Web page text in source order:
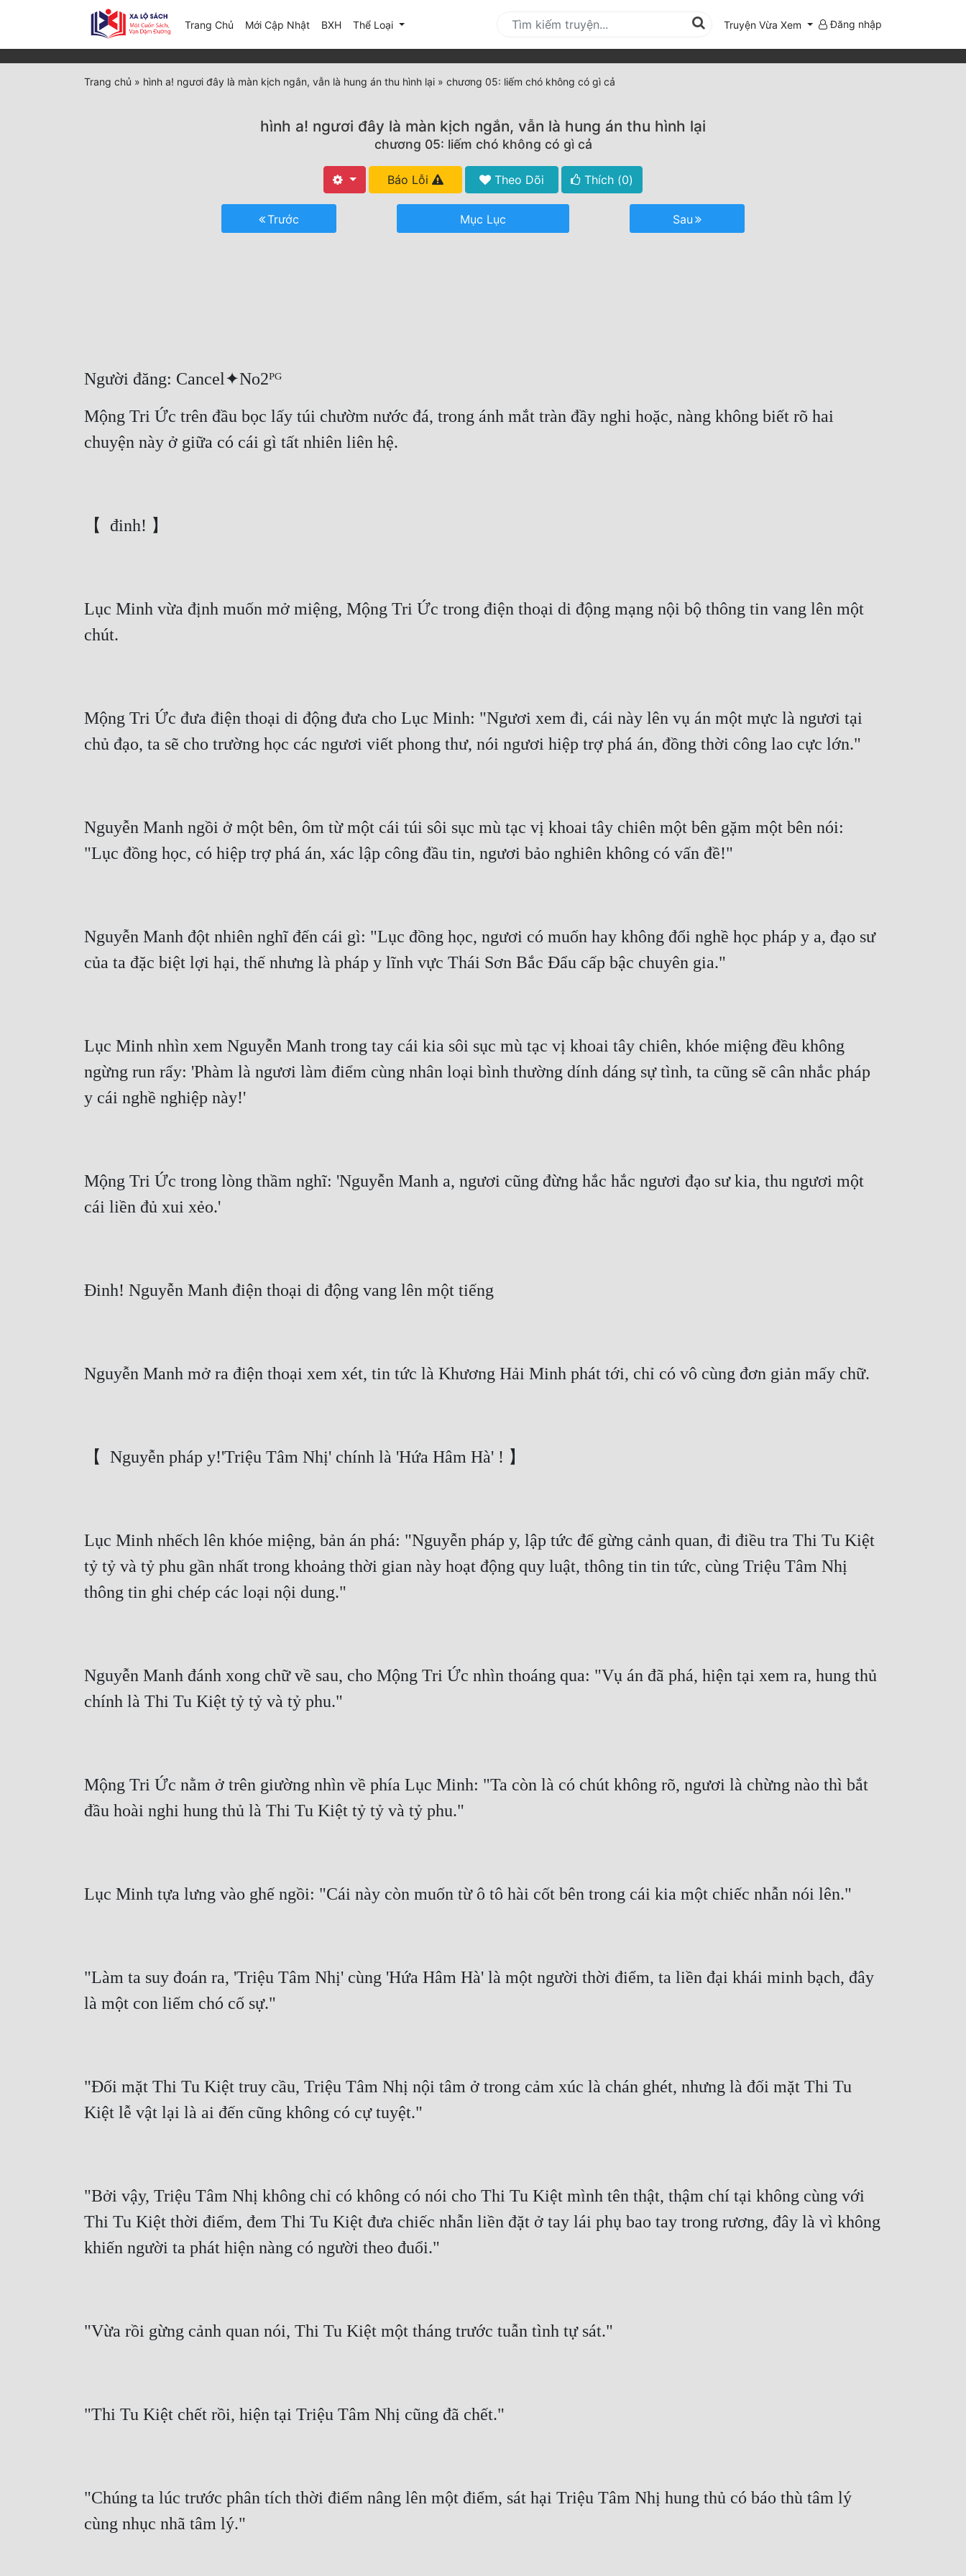
Trang Chủ Mới Cập Nhật(current)
BXH Thể Loại Truyện Vừa Xem Đăng nhập
Trang chủ » hình a! ngươi đây là màn kịch ngắn, vẫn là hung án thu hình lại » chương 05: liếm chó không có gì cả
hình a! ngươi đây là màn kịch ngắn, vẫn là hung án thu hình lại
chương 05: liếm chó không có gì cả
Báo Lỗi Theo Dõi Thích (0)
Trước Mục Lục Sau
Người đăng: Cancel✦No2ᴾᴳ
Mộng Tri Ức trên đầu bọc lấy túi chườm nước đá, trong ánh mắt tràn đầy nghi hoặc, nàng không biết rõ hai
chuyện này ở giữa có cái gì tất nhiên liên hệ.
【  đinh! 】
Lục Minh vừa định muốn mở miệng, Mộng Tri Ức trong điện thoại di động mạng nội bộ thông tin vang lên một
chút.
Mộng Tri Ức đưa điện thoại di động đưa cho Lục Minh: "Ngươi xem đi, cái này lên vụ án một mực là ngươi tại
chủ đạo, ta sẽ cho trường học các ngươi viết phong thư, nói ngươi hiệp trợ phá án, đồng thời công lao cực lớn."
Nguyễn Manh ngồi ở một bên, ôm từ một cái túi sôi sục mù tạc vị khoai tây chiên một bên gặm một bên nói:
"Lục đồng học, có hiệp trợ phá án, xác lập công đầu tin, ngươi bảo nghiên không có vấn đề!"
Nguyễn Manh đột nhiên nghĩ đến cái gì: "Lục đồng học, ngươi có muốn hay không đổi nghề học pháp y a, đạo sư
của ta đặc biệt lợi hại, thế nhưng là pháp y lĩnh vực Thái Sơn Bắc Đẩu cấp bậc chuyên gia."
Lục Minh nhìn xem Nguyễn Manh trong tay cái kia sôi sục mù tạc vị khoai tây chiên, khóe miệng đều không
ngừng run rẩy: 'Phàm là ngươi làm điểm cùng nhân loại bình thường dính dáng sự tình, ta cũng sẽ cân nhắc pháp
y cái nghề nghiệp này!'
Mộng Tri Ức trong lòng thầm nghĩ: 'Nguyễn Manh a, ngươi cũng đừng hắc hắc ngươi đạo sư kia, thu ngươi một
cái liền đủ xui xẻo.'
Đinh! Nguyễn Manh điện thoại di động vang lên một tiếng
Nguyễn Manh mở ra điện thoại xem xét, tin tức là Khương Hải Minh phát tới, chỉ có vô cùng đơn giản mấy chữ.
【  Nguyễn pháp y!'Triệu Tâm Nhị' chính là 'Hứa Hâm Hà' ! 】
Lục Minh nhếch lên khóe miệng, bản án phá: "Nguyễn pháp y, lập tức để gừng cảnh quan, đi điều tra Thi Tu Kiệt
tỷ tỷ và tỷ phu gần nhất trong khoảng thời gian này hoạt động quy luật, thông tin tin tức, cùng Triệu Tâm Nhị
thông tin ghi chép các loại nội dung."
Nguyễn Manh đánh xong chữ về sau, cho Mộng Tri Ức nhìn thoáng qua: "Vụ án đã phá, hiện tại xem ra, hung thủ
chính là Thi Tu Kiệt tỷ tỷ và tỷ phu."
Mộng Tri Ức nằm ở trên giường nhìn về phía Lục Minh: "Ta còn là có chút không rõ, ngươi là chừng nào thì bắt
đầu hoài nghi hung thủ là Thi Tu Kiệt tỷ tỷ và tỷ phu."
Lục Minh tựa lưng vào ghế ngồi: "Cái này còn muốn từ ô tô hài cốt bên trong cái kia một chiếc nhẫn nói lên."
"Làm ta suy đoán ra, 'Triệu Tâm Nhị' cùng 'Hứa Hâm Hà' là một người thời điểm, ta liền đại khái minh bạch, đây
là một con liếm chó cố sự."
"Đối mặt Thi Tu Kiệt truy cầu, Triệu Tâm Nhị nội tâm ở trong cảm xúc là chán ghét, nhưng là đối mặt Thi Tu
Kiệt lễ vật lại là ai đến cũng không có cự tuyệt."
"Bởi vậy, Triệu Tâm Nhị không chỉ có không có nói cho Thi Tu Kiệt mình tên thật, thậm chí tại không cùng với
Thi Tu Kiệt thời điểm, đem Thi Tu Kiệt đưa chiếc nhẫn liền đặt ở tay lái phụ bao tay trong rương, đây là vì không
khiến người ta phát hiện nàng có người theo đuổi."
"Vừa rồi gừng cảnh quan nói, Thi Tu Kiệt một tháng trước tuẫn tình tự sát."
"Thi Tu Kiệt chết rồi, hiện tại Triệu Tâm Nhị cũng đã chết."
"Chúng ta lúc trước phân tích thời điểm nâng lên một điểm, sát hại Triệu Tâm Nhị hung thủ có báo thù tâm lý
cùng nhục nhã tâm lý."